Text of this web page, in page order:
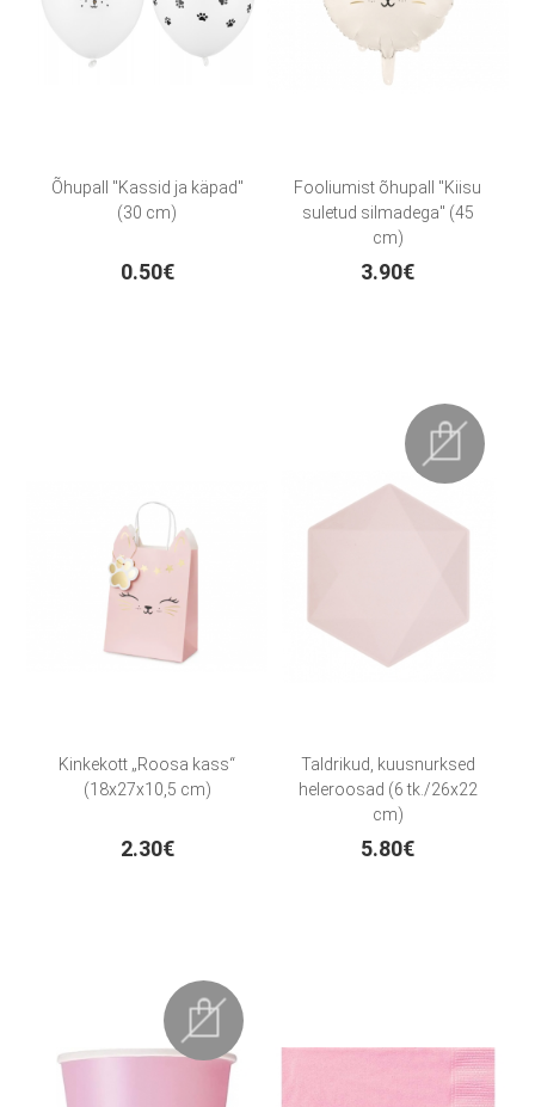
Õhupall "Kassid ja käpad"
(30 cm)
0.50€
Fooliumist õhupall "Kiisu
suletud silmadega" (45
cm)
3.90€
Kinkekott „Roosa kass“
(18x27x10,5 cm)
2.30€
Taldrikud, kuusnurksed
heleroosad (6 tk./26x22
cm)
5.80€